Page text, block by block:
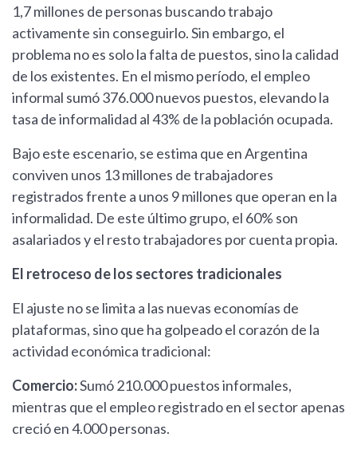
1,7 millones de personas buscando trabajo
activamente sin conseguirlo. Sin embargo, el
problema no es solo la falta de puestos, sino la calidad
de los existentes. En el mismo período, el empleo
informal sumó 376.000 nuevos puestos, elevando la
tasa de informalidad al 43% de la población ocupada.
Bajo este escenario, se estima que en Argentina
conviven unos 13 millones de trabajadores
registrados frente a unos 9 millones que operan en la
informalidad. De este último grupo, el 60% son
asalariados y el resto trabajadores por cuenta propia.
El retroceso de los sectores tradicionales
El ajuste no se limita a las nuevas economías de
plataformas, sino que ha golpeado el corazón de la
actividad económica tradicional:
Comercio:Sumó 210.000 puestos informales,
mientras que el empleo registrado en el sector apenas
creció en 4.000 personas.